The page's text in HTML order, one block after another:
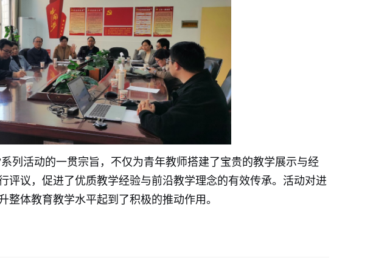
列活动的一贯宗旨，不仅为青年教师搭建了宝贵的教学展示与经
评议，促进了优质教学经验与前沿教学理念的有效传承。活动对进
体教育教学水平起到了积极的推动作用。